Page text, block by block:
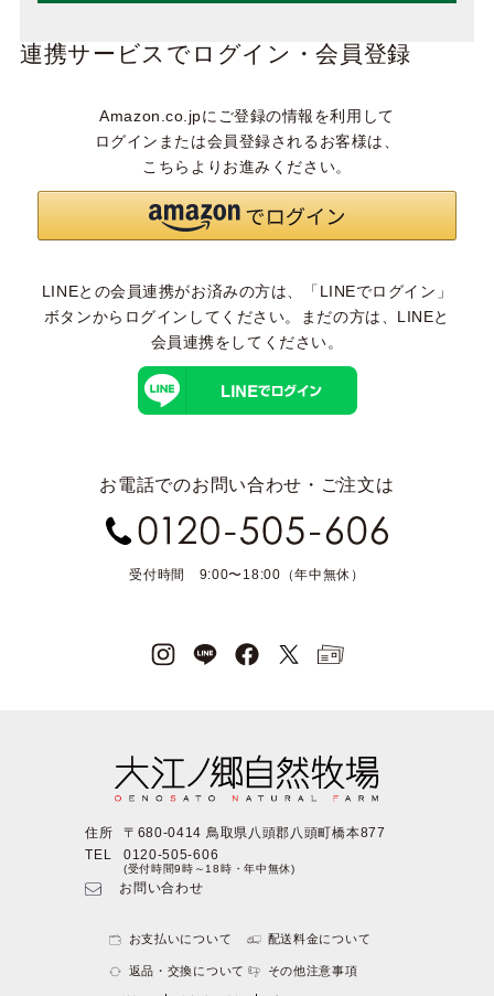
連携サービスでログイン・会員登録
Amazon.co.jpにご登録の情報を利用して
ログインまたは会員登録されるお客様は、
こちらよりお進みください。
LINEとの会員連携がお済みの方は、「LINEでログイン」
ボタンからログインしてください。まだの方は、 LINEと
会員連携をしてください。
お電話でのお問い合わせ・ご注文は
受付時間 9:00〜18:00（年中無休）
住所
〒680-0414 鳥取県八頭郡八頭町橋本877
TEL
0120-505-606
(受付時間9時～18時・年中無休)
お問い合わせ
お支払いについて 配送料金について
返品・交換について その他注意事項